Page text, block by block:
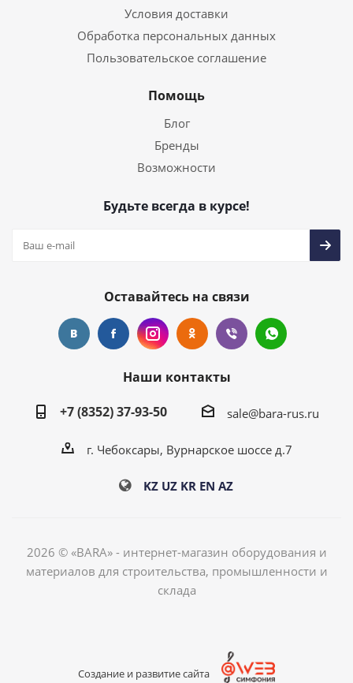
Условия доставки
Обработка персональных данных
Пользовательское соглашение
Помощь
Блог
Бренды
Возможности
Будьте всегда в курсе!
Оставайтесь на связи
Наши контакты
+7 (8352) 37-93-50
sale@bara-rus.ru
г. Чебоксары, Вурнарское шоссе д.7
KZ UZ KR EN AZ
2026 © «BARA» - интернет-магазин оборудования и
материалов для строительства, промышленности и
склада
Создание и развитие сайта